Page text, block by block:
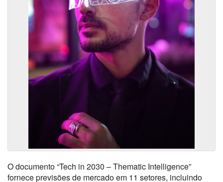
O documento “Tech in 2030 – Thematic Intelligence”
fornece previsões de mercado em 11 setores, incluindo